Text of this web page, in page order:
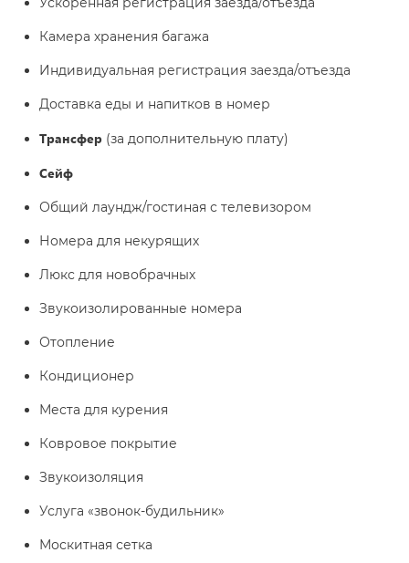
Камера хранения багажа
Индивидуальная регистрация заезда/отъезда
Доставка еды и напитков в номер
Трансфер (за дополнительную плату)
Сейф
Общий лаундж/гостиная с телевизором
Номера для некурящих
Люкс для новобрачных
Звукоизолированные номера
Отопление
Кондиционер
Места для курения
Ковровое покрытие
Звукоизоляция
Услуга «звонок-будильник»
Москитная сетка